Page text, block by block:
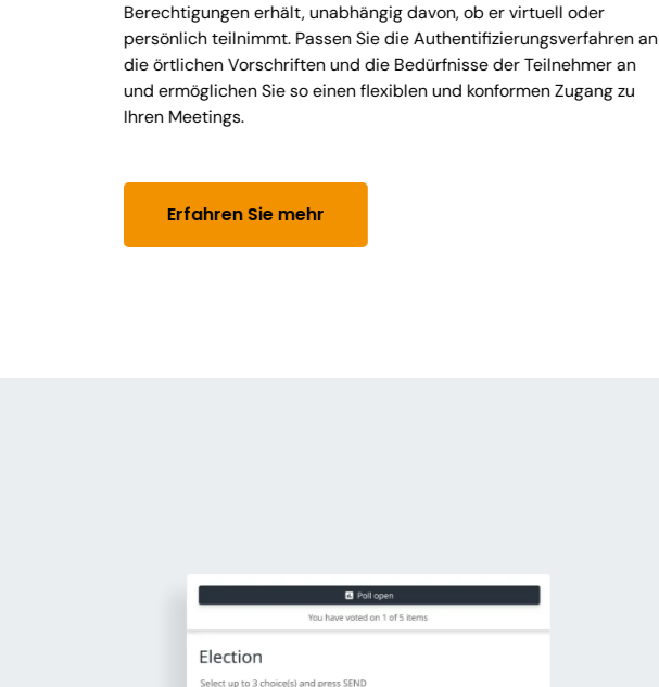
Berechtigungen erhält, unabhängig davon, ob er virtuell oder
persönlich teilnimmt. Passen Sie die Authentifizierungsverfahren an
die örtlichen Vorschriften und die Bedürfnisse der Teilnehmer an
und ermöglichen Sie so einen flexiblen und konformen Zugang zu
Ihren Meetings.
Erfahren Sie mehr